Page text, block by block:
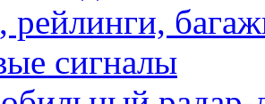
рейлинги,
сигналы